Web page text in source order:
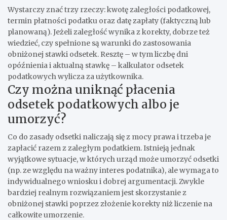
Wystarczy znać trzy rzeczy: kwotę zaległości podatkowej,
termin płatności podatku oraz datę zapłaty (faktyczną lub
planowaną). Jeżeli zaległość wynika z korekty, dobrze też
wiedzieć, czy spełnione są warunki do zastosowania
obniżonej stawki odsetek. Resztę – w tym liczbę dni
opóźnienia i aktualną stawkę – kalkulator odsetek
podatkowych wylicza za użytkownika.
Czy można uniknąć płacenia
odsetek podatkowych albo je
umorzyć?
Co do zasady odsetki naliczają się z mocy prawa i trzeba je
zapłacić razem z zaległym podatkiem. Istnieją jednak
wyjątkowe sytuacje, w których urząd może umorzyć odsetki
(np. ze względu na ważny interes podatnika), ale wymaga to
indywidualnego wniosku i dobrej argumentacji. Zwykle
bardziej realnym rozwiązaniem jest skorzystanie z
obniżonej stawki poprzez złożenie korekty niż liczenie na
całkowite umorzenie.